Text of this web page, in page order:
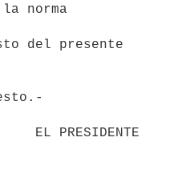
norma
del presente